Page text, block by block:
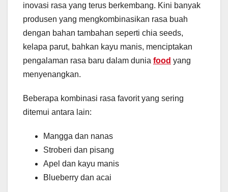
inovasi rasa yang terus berkembang. Kini banyak
produsen yang mengkombinasikan rasa buah
dengan bahan tambahan seperti chia seeds,
kelapa parut, bahkan kayu manis, menciptakan
pengalaman rasa baru dalam dunia food yang
menyenangkan.
Beberapa kombinasi rasa favorit yang sering
ditemui antara lain:
Mangga dan nanas
Stroberi dan pisang
Apel dan kayu manis
Blueberry dan acai